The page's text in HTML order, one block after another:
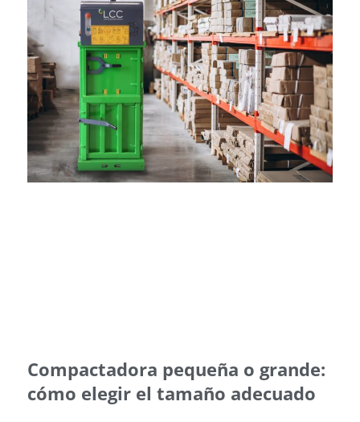
Compactadora pequeña o grande:
cómo elegir el tamaño adecuado